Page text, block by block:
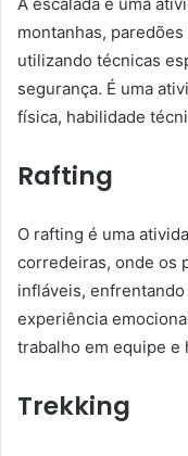
montanhas,
utilizando técnicas
segurança. É uma
física, habilidade
Rafting
O rafting é uma
corredeiras, onde os
infláveis,
experiência
trabalho em equipe e
Trekking